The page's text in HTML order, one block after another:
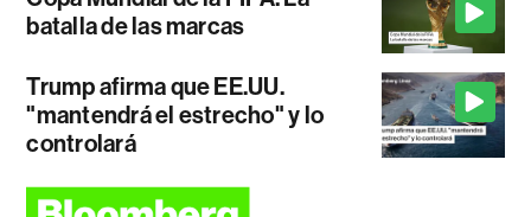
batalla de las marcas
Trump afirma que EE.UU.
"mantendrá el estrecho" y lo
controlará